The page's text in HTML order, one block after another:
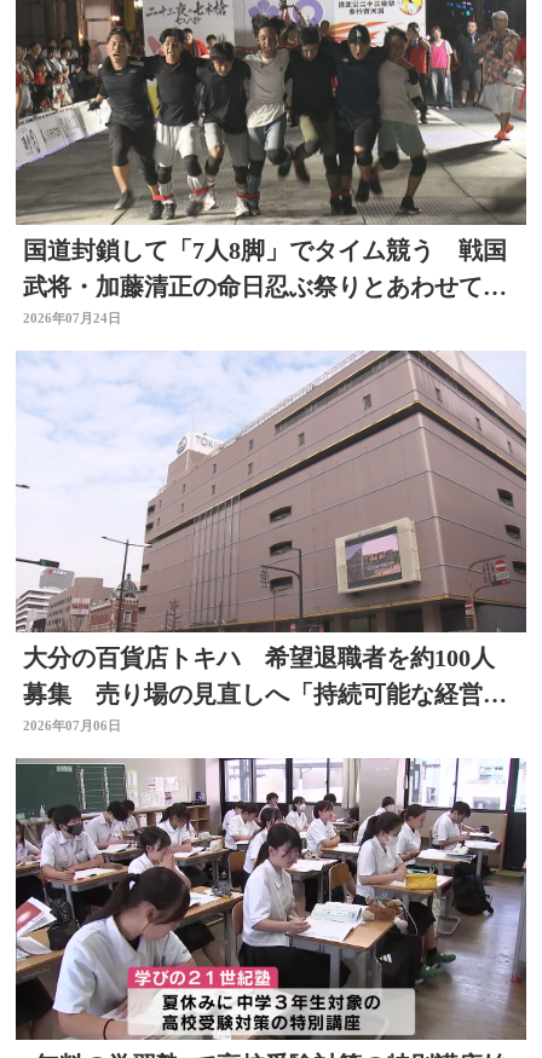
国道封鎖して「7人8脚」でタイム競う 戦国
武将・加藤清正の命日忍ぶ祭りとあわせて初
開催 大分
2026年07月24日
大分の百貨店トキハ 希望退職者を約100人
募集 売り場の見直しへ「持続可能な経営体
制構築のため」
2026年07月06日